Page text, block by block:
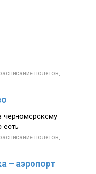
полетов,
черноморскому
есть
полетов,
– аэропорт